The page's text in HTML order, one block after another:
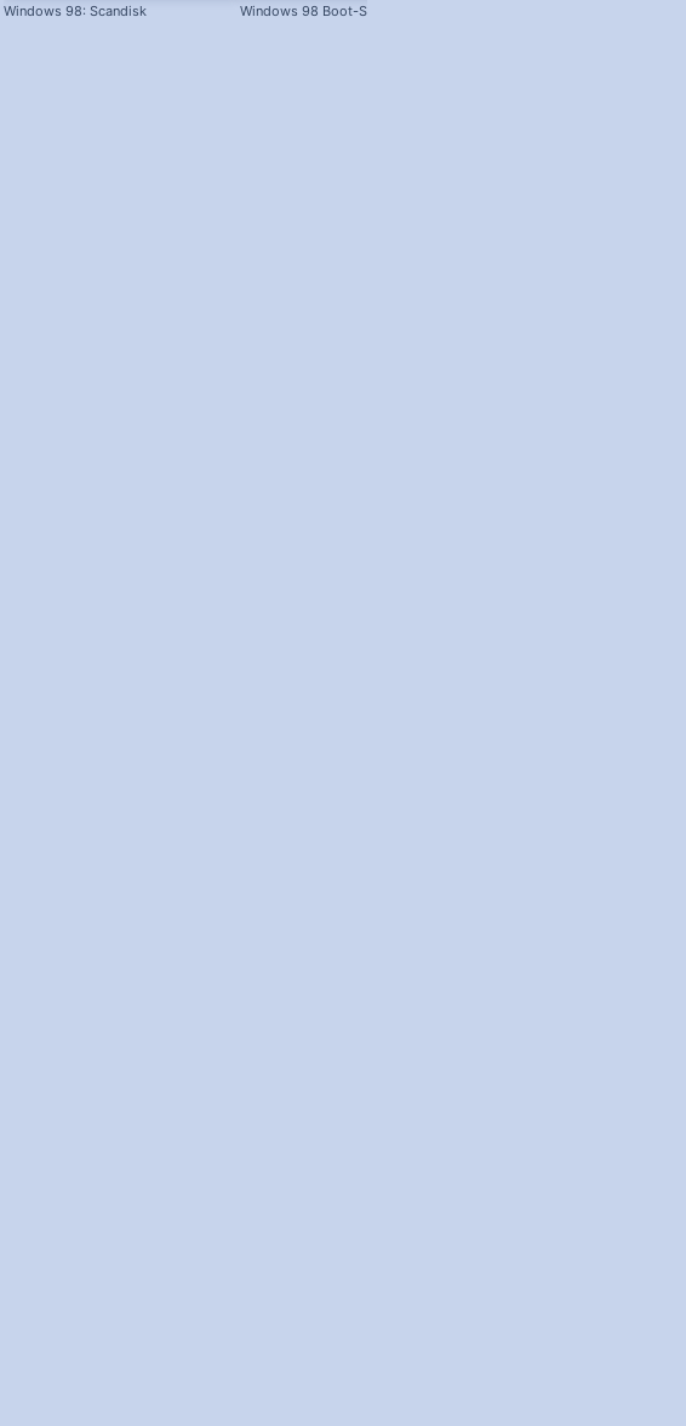
Windows 98: Scandisk Windows 98 Boot-Screen